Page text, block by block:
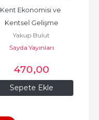
Sepete Ekle
Kent Ekonomisi ve
Kentsel Gelişme
Yakup Bulut
Sayda Yayınları
470,00